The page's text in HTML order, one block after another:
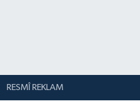
RESMÎ REKLAM